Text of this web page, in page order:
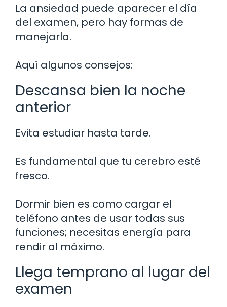
La ansiedad puede aparecer el día
del examen, pero hay formas de
manejarla.
Aquí algunos consejos:
Descansa bien la noche
anterior
Evita estudiar hasta tarde.
Es fundamental que tu cerebro esté
fresco.
Dormir bien es como cargar el
teléfono antes de usar todas sus
funciones; necesitas energía para
rendir al máximo.
Llega temprano al lugar del
examen